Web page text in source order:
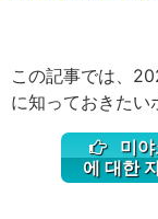
この記事では、
に知っておきたい
미
에 대한